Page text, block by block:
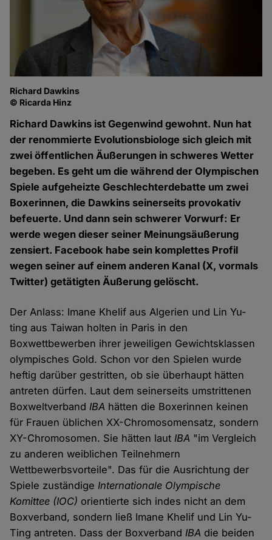
Richard Dawkins
© Ricarda Hinz
Richard Dawkins ist Gegenwind gewohnt. Nun hat
der renommierte Evolutionsbiologe sich gleich mit
zwei öffentlichen Äußerungen in schweres Wetter
begeben. Es geht um die während der Olympischen
Spiele aufgeheizte Geschlechterdebatte um zwei
Boxerinnen, die Dawkins seinerseits provokativ
befeuerte. Und dann sein schwerer Vorwurf: Er
werde wegen dieser seiner Meinungsäußerung
zensiert. Facebook habe sein komplettes Profil
wegen seiner auf einem anderen Kanal (X, vormals
Twitter) getätigten Äußerung gelöscht.
Der Anlass: Imane Khelif aus Algerien und Lin Yu-
ting aus Taiwan holten in Paris in den
Boxwettbewerben ihrer jeweiligen Gewichtsklassen
olympisches Gold. Schon vor den Spielen wurde
heftig darüber gestritten, ob sie überhaupt hätten
antreten dürfen. Laut dem seinerseits umstrittenen
BoxweltverbandIBA hätten die Boxerinnen keinen
für Frauen üblichen XX-Chromosomensatz, sondern
XY-Chromosomen. Sie hätten lautIBA "im Vergleich
zu anderen weiblichen Teilnehmern
Wettbewerbsvorteile". Das für die Ausrichtung der
Spiele zuständigeInternationale Olympische
Komittee (IOC) orientierte sich indes nicht an dem
Boxverband, sondern ließ Imane Khelif und Lin Yu-
Ting antreten. Dass der BoxverbandIBA die beiden